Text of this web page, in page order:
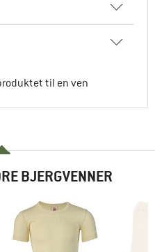
til en ven
BJERGVENNER